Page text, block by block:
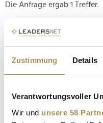
Zustimmung Details
Verantwortungsvoller
Wir und unsere 58
Die Anfrage ergab 1 Treffer.
Tipp
Setzen Sie die
Anführungszeichen: zb
Bund öffnet neues
bis zu 6.000 Euro